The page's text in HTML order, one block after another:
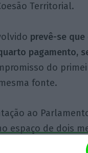
Territorial.
prevê-se
pagamento,
do
fonte.
ao
espaço de dois
713 milhões de